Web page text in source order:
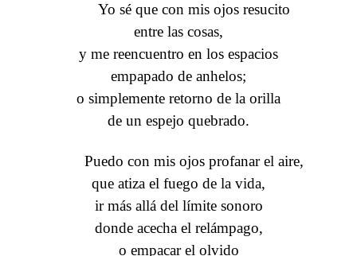
Yo sé que con mis ojos resucito
entre las cosas,
y me reencuentro en los espacios
empapado de anhelos;
o simplemente retorno de la orilla
de un espejo quebrado.
Puedo con mis ojos profanar el aire,
que atiza el fuego de la vida,
ir más allá del límite sonoro
donde acecha el relámpago,
o empacar el olvido